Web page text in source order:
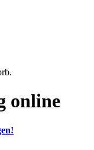
online